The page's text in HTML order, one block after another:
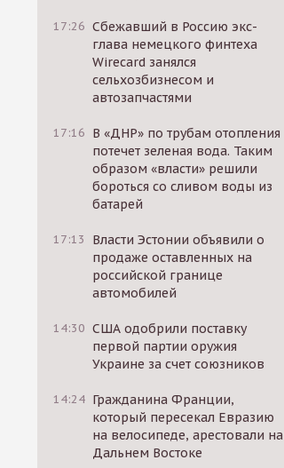
17:26 Сбежавший в Россию экс-
глава немецкого финтеха
Wirecard занялся
сельхозбизнесом и
автозапчастями
17:16 В «ДНР» по трубам отопления
потечет зеленая вода. Таким
образом «власти» решили
бороться со сливом воды из
батарей
17:13
Власти Эстонии объявили о
продаже оставленных на
российской границе
автомобилей
14:30 США одобрили поставку
первой партии оружия
Украине за счет союзников
14:24 Гражданина Франции,
который пересекал Евразию
на велосипеде, арестовали на
Дальнем Востоке